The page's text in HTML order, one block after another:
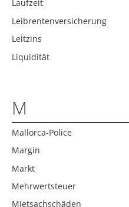
Laufzeit
Leibrentenversicherung
Leitzins
Liquidität
M
Mallorca-Police
Margin
Markt
Mehrwertsteuer
Mietsachschäden